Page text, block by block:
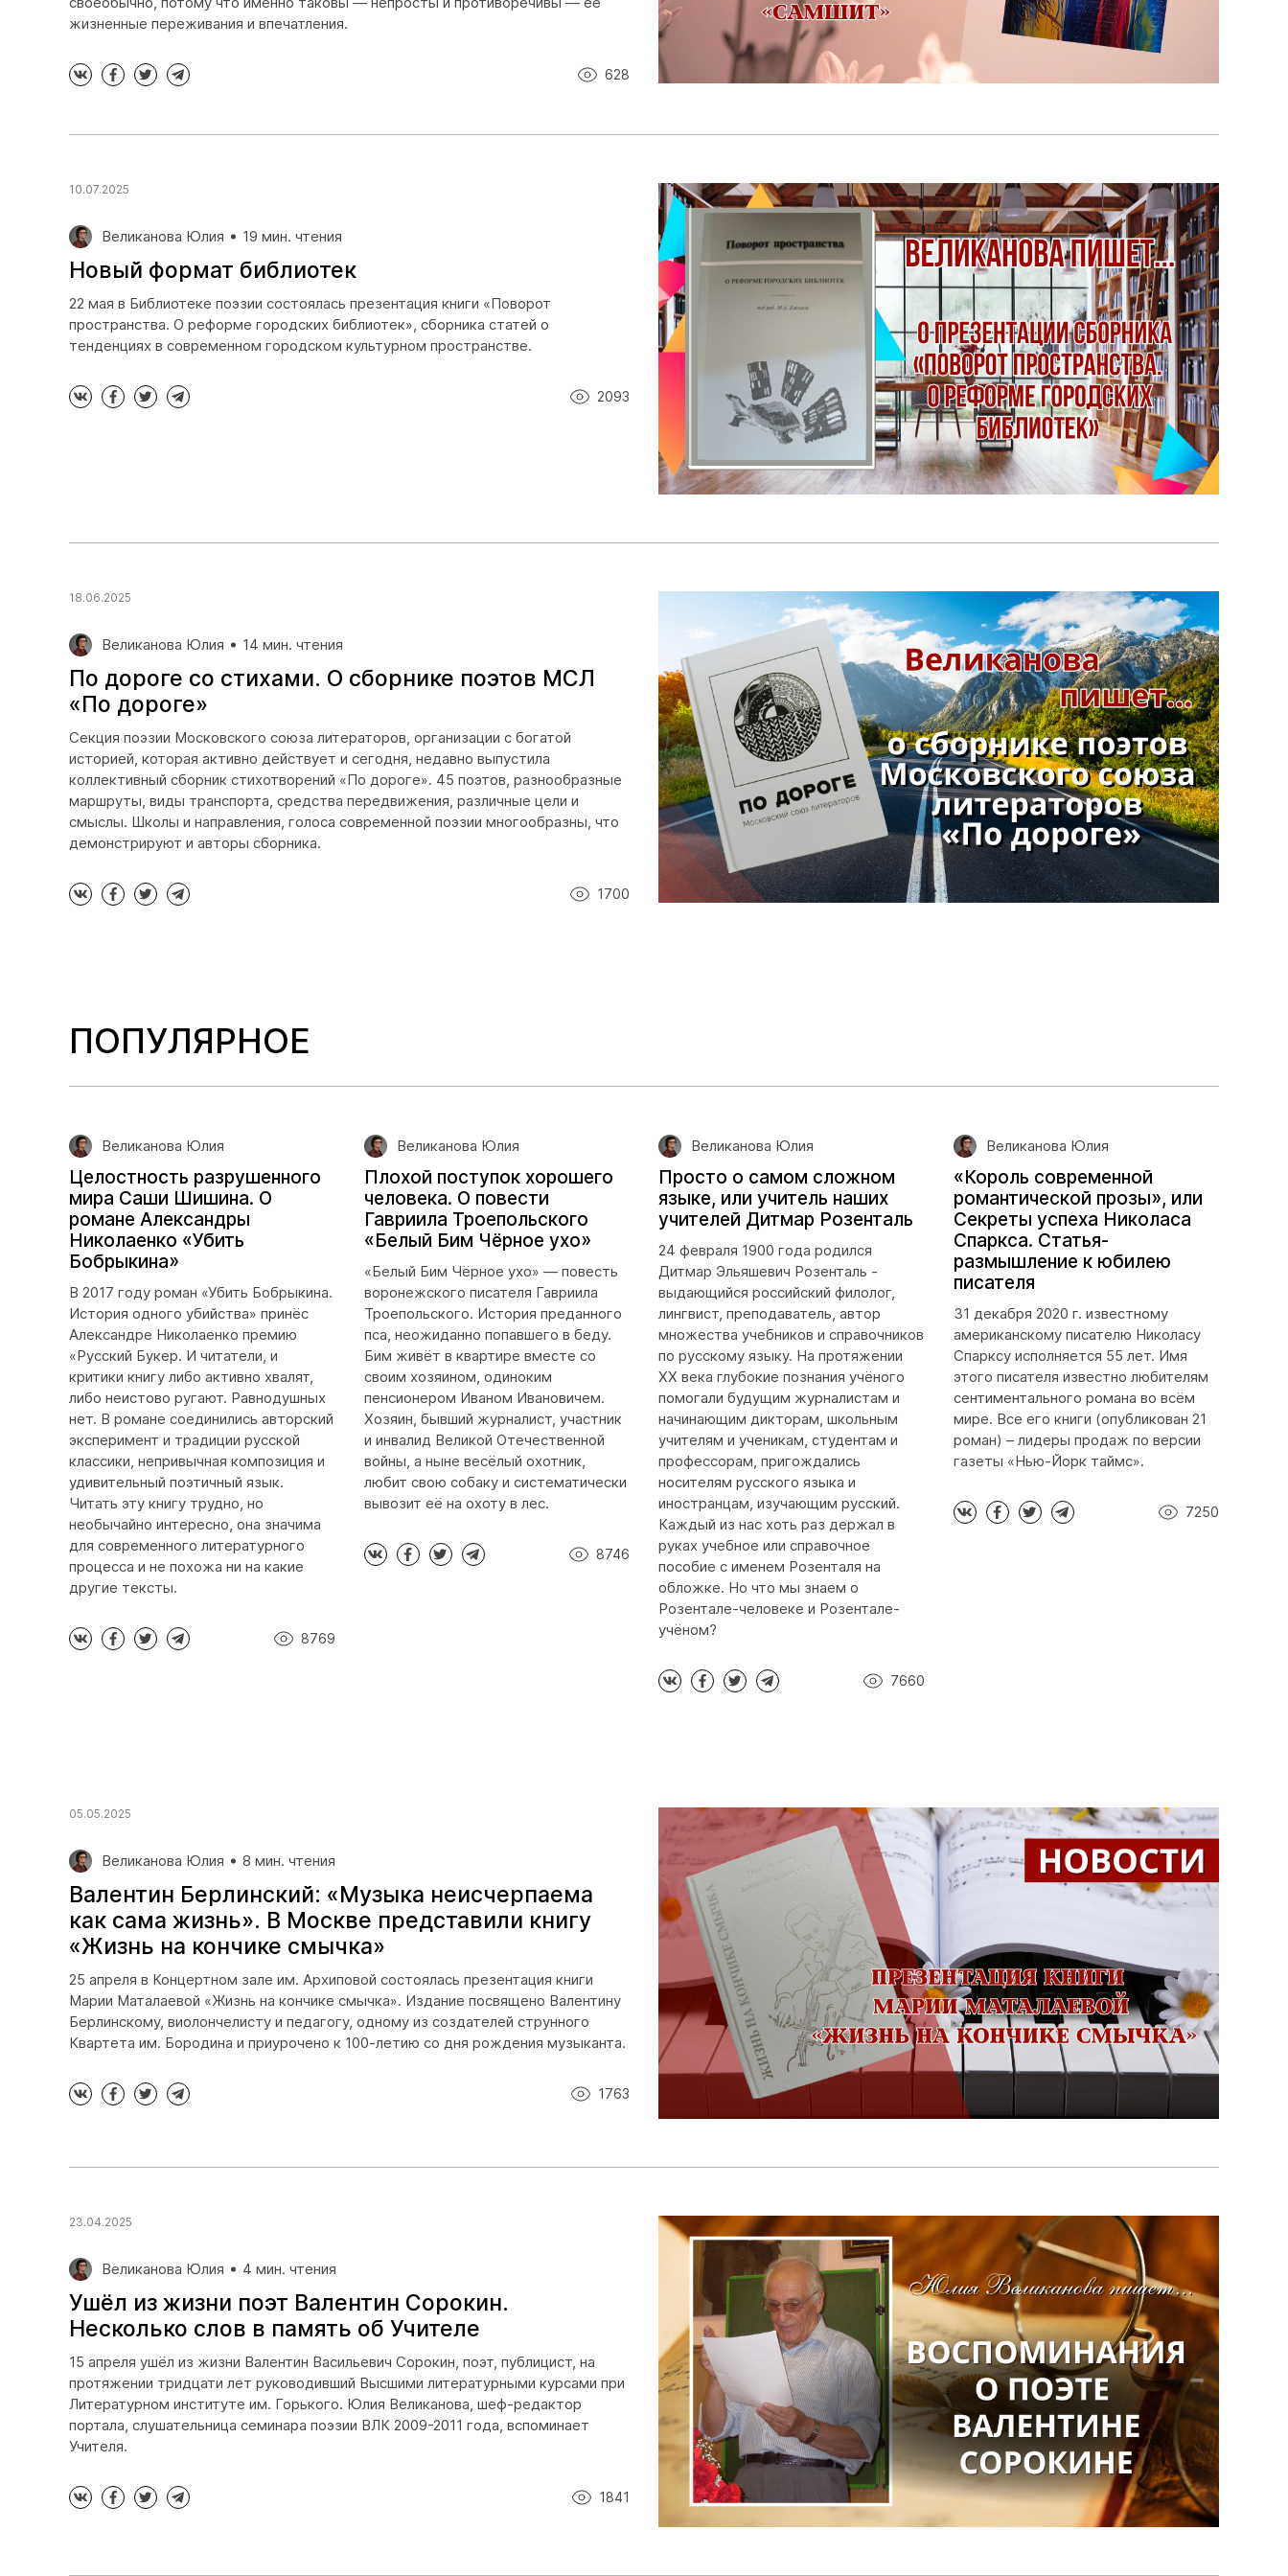
жизненные переживания и впечатления.
628
10.07.2025
Великанова Юлия 19 мин. чтения
Новый формат библиотек
22 мая в Библиотеке поэзии состоялась презентация книги «Поворот
пространства. О реформе городских библиотек», сборника статей о
тенденциях в современном городском культурном пространстве.
2093
18.06.2025
Великанова Юлия 14 мин. чтения
По дороге со стихами. О сборнике поэтов МСЛ
«По дороге»
Секция поэзии Московского союза литераторов, организации с богатой
историей, которая активно действует и сегодня, недавно выпустила
коллективный сборник стихотворений «По дороге». 45 поэтов, разнообразные
маршруты, виды транспорта, средства передвижения, различные цели и
смыслы. Школы и направления, голоса современной поэзии многообразны, что
демонстрируют и авторы сборника.
1700
ПОПУЛЯРНОЕ
Великанова Юлия
Целостность разрушенного
мира Саши Шишина. О
романе Александры
Николаенко «Убить
Бобрыкина»
В 2017 году роман «Убить Бобрыкина.
История одного убийства» принёс
Александре Николаенко премию
«Русский Букер. И читатели, и
критики книгу либо активно хвалят,
либо неистово ругают. Равнодушных
нет. В романе соединились авторский
эксперимент и традиции русской
классики, непривычная композиция и
удивительный поэтичный язык.
Читать эту книгу трудно, но
необычайно интересно, она значима
для современного литературного
процесса и не похожа ни на какие
другие тексты.
8769
Великанова Юлия
Плохой поступок хорошего
человека. О повести
Гавриила Троепольского
«Белый Бим Чёрное ухо»
«Белый Бим Чёрное ухо» — повесть
воронежского писателя Гавриила
Троепольского. История преданного
пса, неожиданно попавшего в беду.
Бим живёт в квартире вместе со
своим хозяином, одиноким
пенсионером Иваном Ивановичем.
Хозяин, бывший журналист, участник
и инвалид Великой Отечественной
войны, а ныне весёлый охотник,
любит свою собаку и систематически
вывозит её на охоту в лес.
8746
Великанова Юлия
Просто о самом сложном
языке, или учитель наших
учителей Дитмар Розенталь
24 февраля 1900 года родился
Дитмар Эльяшевич Розенталь -
выдающийся российский филолог,
лингвист, преподаватель, автор
множества учебников и справочников
по русскому языку. На протяжении
XX века глубокие познания учёного
помогали будущим журналистам и
начинающим дикторам, школьным
учителям и ученикам, студентам и
профессорам, пригождались
носителям русского языка и
иностранцам, изучающим русский.
Каждый из нас хоть раз держал в
руках учебное или справочное
пособие с именем Розенталя на
обложке. Но что мы знаем о
Розентале-человеке и Розентале-
учёном?
7660
Великанова Юлия
«Король современной
романтической прозы», или
Секреты успеха Николаса
Спаркса. Статья-
размышление к юбилею
писателя
31 декабря 2020 г. известному
американскому писателю Николасу
Спарксу исполняется 55 лет. Имя
этого писателя известно любителям
сентиментального романа во всём
мире. Все его книги (опубликован 21
роман) – лидеры продаж по версии
газеты «Нью-Йорк таймс».
7250
05.05.2025
Великанова Юлия 8 мин. чтения
Валентин Берлинский: «Музыка неисчерпаема
как сама жизнь». В Москве представили книгу
«Жизнь на кончике смычка»
25 апреля в Концертном зале им. Архиповой состоялась презентация книги
Марии Маталаевой «Жизнь на кончике смычка». Издание посвящено Валентину
Берлинскому, виолончелисту и педагогу, одному из создателей струнного
Квартета им. Бородина и приурочено к 100-летию со дня рождения музыканта.
1763
23.04.2025
Великанова Юлия 4 мин. чтения
Ушёл из жизни поэт Валентин Сорокин.
Несколько слов в память об Учителе
15 апреля ушёл из жизни Валентин Васильевич Сорокин, поэт, публицист, на
протяжении тридцати лет руководивший Высшими литературными курсами при
Литературном институте им. Горького. Юлия Великанова, шеф-редактор
портала, слушательница семинара поэзии ВЛК 2009-2011 года, вспоминает
Учителя.
1841